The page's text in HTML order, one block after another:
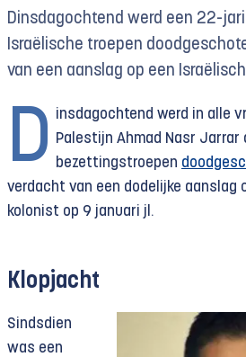
Dinsdagochtend werd een 22-
Israëlische troepen
van een aanslag op een
D insdagochtend werd in alle
Palestijn Ahmad Nasr Jarrar
bezettingstroepen
verdacht van een dodelijke aanslag
kolonist op 9 januari jl.
Klopjacht
Sindsdien
was een